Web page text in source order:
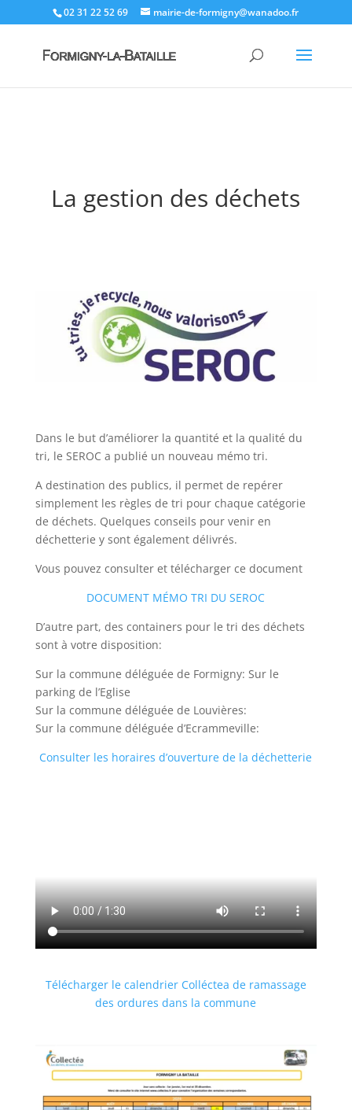
02 31 22 52 69 mairie-de-formigny@wanadoo.fr
La gestion des déchets
Dans le but d’améliorer la quantité et la qualité du
tri, le SEROC a publié un nouveau mémo tri.
A destination des publics, il permet de repérer
simplement les règles de tri pour chaque catégorie
de déchets. Quelques conseils pour venir en
déchetterie y sont également délivrés.
Vous pouvez consulter et télécharger ce document
DOCUMENT MÉMO TRI DU SEROC
D’autre part, des containers pour le tri des déchets
sont à votre disposition:
Sur la commune déléguée de Formigny: Sur le
parking de l’Eglise
Sur la commune déléguée de Louvières:
Sur la commune déléguée d’Ecrammeville:
Consulter les horaires d’ouverture de la déchetterie
Télécharger le calendrier Colléctea de ramassage
des ordures dans la commune